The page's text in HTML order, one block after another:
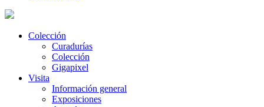
Colección
Curadurías
Colección
Gigapixel
Visita
Información general
Exposiciones